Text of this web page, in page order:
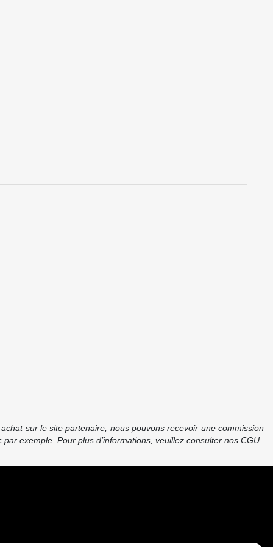
sur le site partenaire, nous pouvons recevoir une commission
exemple. Pour plus d’informations, veuillez consulter nos CGU.